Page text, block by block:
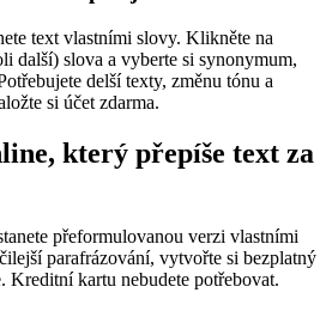
text vlastními slovy. Klikněte na
další) slova a vyberte si synonymum,
delší texty, změnu tónu a
si účet zdarma.
který přepíše text za
přeformulovanou verzi vlastními
parafrázování, vytvořte si bezplatný
Kreditní kartu nebudete potřebovat.